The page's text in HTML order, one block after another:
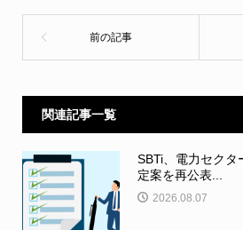
関連記事一覧
SBTi、電力セクタ
定案を再公表...
2026.08.07